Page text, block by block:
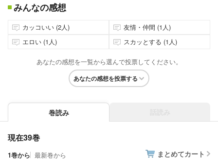
みんなの感想
カッコいい (2人)
友情・仲間 (1人)
エロい (1人)
スカッとする (1人)
あなたの感想を一覧から選んで投票してください。
あなたの感想を投票する
巻読み
現在39巻
1巻から 最新巻から まとめてカート